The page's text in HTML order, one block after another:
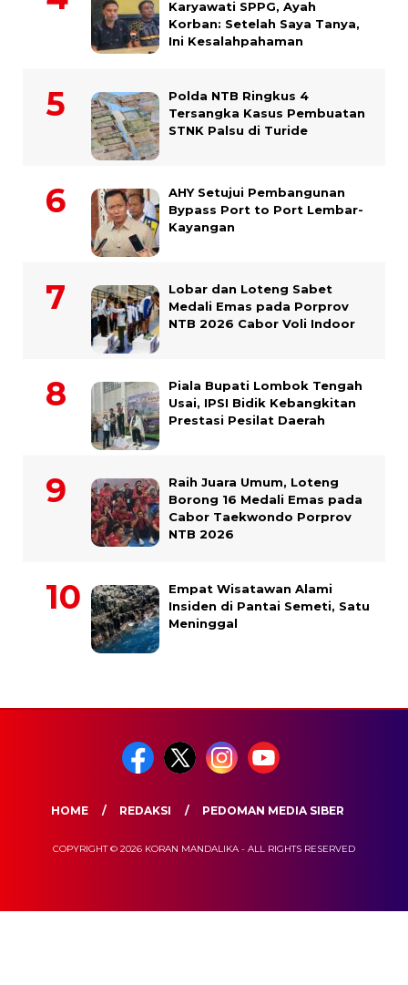
Karyawati SPPG, Ayah
Korban: Setelah Saya Tanya,
Ini Kesalahpahaman
Polda NTB Ringkus 4
Tersangka Kasus Pembuatan
STNK Palsu di Turide
AHY Setujui Pembangunan
Bypass Port to Port Lembar-
Kayangan
Lobar dan Loteng Sabet
Medali Emas pada Porprov
NTB 2026 Cabor Voli Indoor
Piala Bupati Lombok Tengah
Usai, IPSI Bidik Kebangkitan
Prestasi Pesilat Daerah
Raih Juara Umum, Loteng
Borong 16 Medali Emas pada
Cabor Taekwondo Porprov
NTB 2026
Empat Wisatawan Alami
Insiden di Pantai Semeti, Satu
Meninggal
HOME REDAKSI PEDOMAN MEDIA SIBER
COPYRIGHT © 2026 KORAN MANDALIKA - ALL RIGHTS RESERVED